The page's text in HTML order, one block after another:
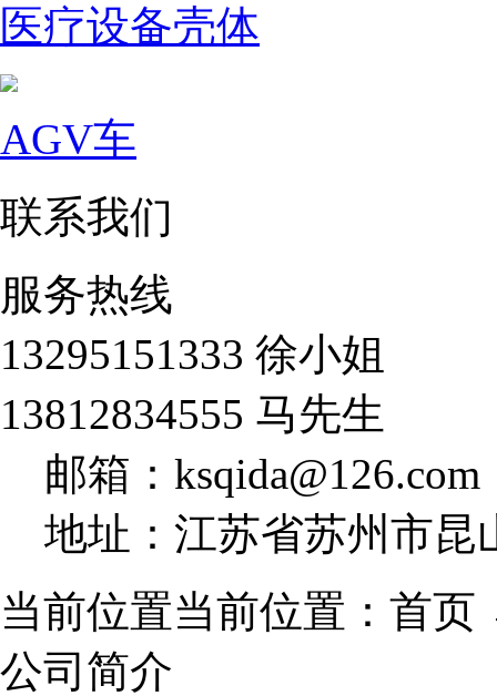
医疗设备壳体
AGV车
联系我们
服务热线
13295151333 徐小姐
13812834555 马先生
邮箱：ksqida@126.com
地址：江苏省苏州市昆
当前位置当前位置：首
公司简介